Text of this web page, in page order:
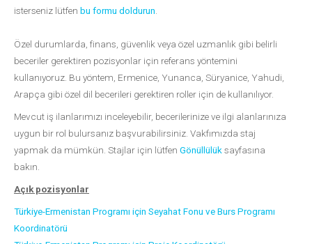
isterseniz lütfen bu formu doldurun
Özel durumlarda, finans, güvenlik veya özel uzmanlık gibi belirli
beceriler gerektiren pozisyonlar için referans yöntemini
kullanıyoruz. Bu yöntem, Ermenice, Yunanca, Süryanice, Yahudi,
Arapça gibi özel dil becerileri gerektiren roller için de kullanılıyor.
Mevcut iş ilanlarımızı inceleyebilir, becerilerinize ve ilgi alanlarınıza
uygun bir rol bulursanız başvurabilirsiniz. Vakfımızda staj
yapmak da mümkün. Stajlar için lütfen Gönüllülük sayfasına
bakın.
Açık pozisyonlar
Türkiye-Ermenistan Programı için Seyahat Fonu ve Burs Programı
Koordinatörü